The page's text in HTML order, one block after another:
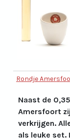
Naast de
Amersfoort
verkrijgen.
als leuke set.
Rondje